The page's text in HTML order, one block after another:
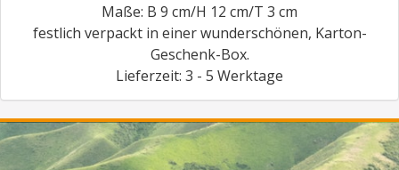
Maße: B 9 cm/H 12 cm/T 3 cm
festlich verpackt in einer wunderschönen, Karton-
Geschenk-Box.
Lieferzeit: 3 - 5 Werktage